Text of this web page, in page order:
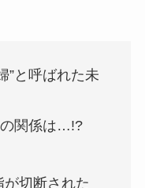
”と呼ばれた未
の関係は…!?
切断された